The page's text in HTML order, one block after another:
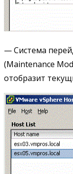
— Система
(Maintenance
отобразит